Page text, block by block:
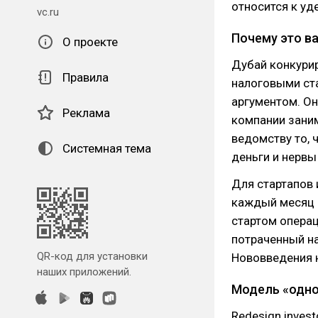
vc.ru
О проекте
Правила
Реклама
Системная тема
QR-код для установки
наших приложений.
относится к
Почему это
Дубай
налоговыми
аргументом.
компании
ведомству то,
деньги и
Для стартапов
каждый месяц
стартом
потраченный
Нововведения
Модель